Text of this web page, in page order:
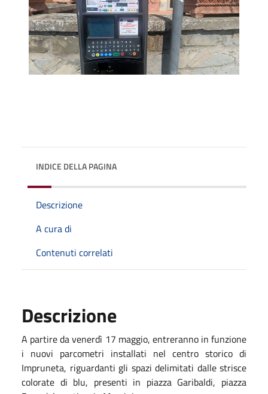
INDICE DELLA PAGINA
Descrizione
A cura di
Contenuti correlati
Descrizione
A partire da venerdì 17 maggio, entreranno in funzione
i nuovi parcometri installati nel centro storico di
Impruneta, riguardanti gli spazi delimitati dalle strisce
colorate di blu, presenti in piazza Garibaldi, piazza